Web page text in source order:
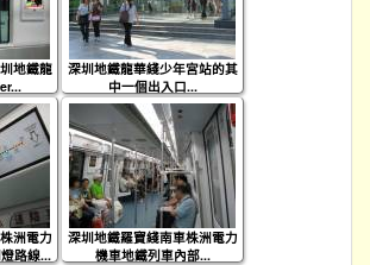
地鐵龍
深圳地鐵龍華綫少年宮站的其
中一個出入口...
洲電力
路線...
深圳地鐵羅寶綫南車株洲電力
機車地鐵列車內部...